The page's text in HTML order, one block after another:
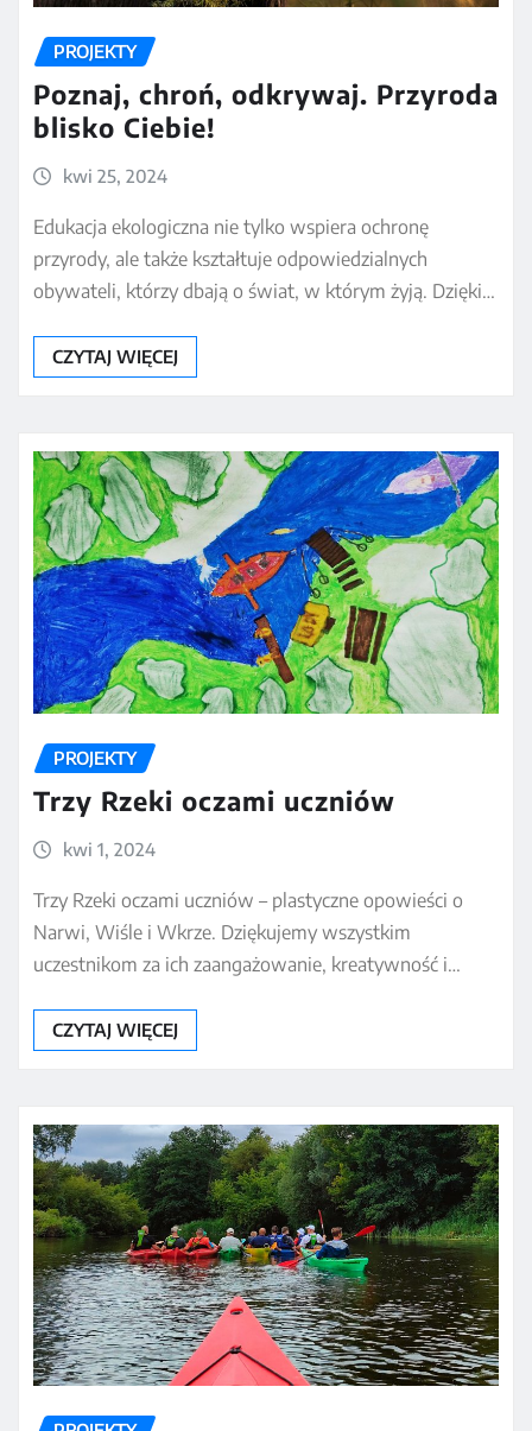
PROJEKTY
Poznaj, chroń, odkrywaj. Przyroda
blisko Ciebie!
kwi 25, 2024
Edukacja ekologiczna nie tylko wspiera ochronę
przyrody, ale także kształtuje odpowiedzialnych
obywateli, którzy dbają o świat, w którym żyją. Dzięki…
CZYTAJ WIĘCEJ
PROJEKTY
Trzy Rzeki oczami uczniów
kwi 1, 2024
Trzy Rzeki oczami uczniów – plastyczne opowieści o
Narwi, Wiśle i Wkrze. Dziękujemy wszystkim
uczestnikom za ich zaangażowanie, kreatywność i…
CZYTAJ WIĘCEJ